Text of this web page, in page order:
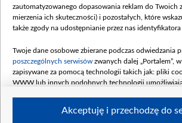
Dofinansowanie 900 000 000,00 PLN
Data podpisania umowy: LUTY 2026
kwiecień 180 mln, 7 maja 180 mln, 8
czerwca 90 mln)
Dofinansowanie 250 000 000,00 PLN
4 sierpnia 250 mln
zautomatyzowanego dopasowania reklam do Twoich
mierzenia ich skuteczności) i pozostałych, które
także zgody na udostępnianie przez nas
Twoje dane osobowe zbierane podczas odwiedzania
poszczególnych serwisów zwanych dalej „Portalem”,
zapisywane za pomocą technologii takich jak: pliki
WWW lub innych podobnych technologii
Akceptuję i przechodzę do